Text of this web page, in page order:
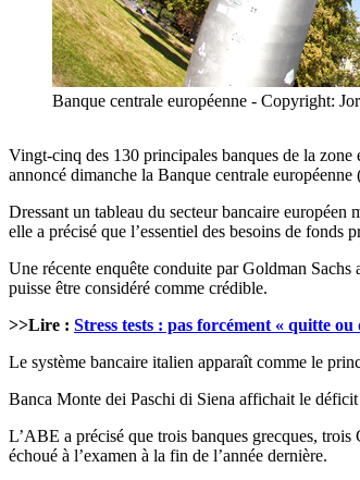
Banque centrale européenne - Copyright:
Vingt-cinq des 130 principales banques de la
annoncé dimanche la Banque centrale européenne
Dressant un tableau du secteur bancaire
elle a précisé que l’essentiel des besoins de fonds
Une récente enquête conduite par Goldman
puisse être considéré comme crédible.
>>Lire : Stress tests : pas forcément « quitte ou
Le système bancaire italien apparaît comme le
Banca Monte dei Paschi di Siena affichait le
L’ABE a précisé que trois banques grecques,
échoué à l’examen à la fin de l’année dernière.